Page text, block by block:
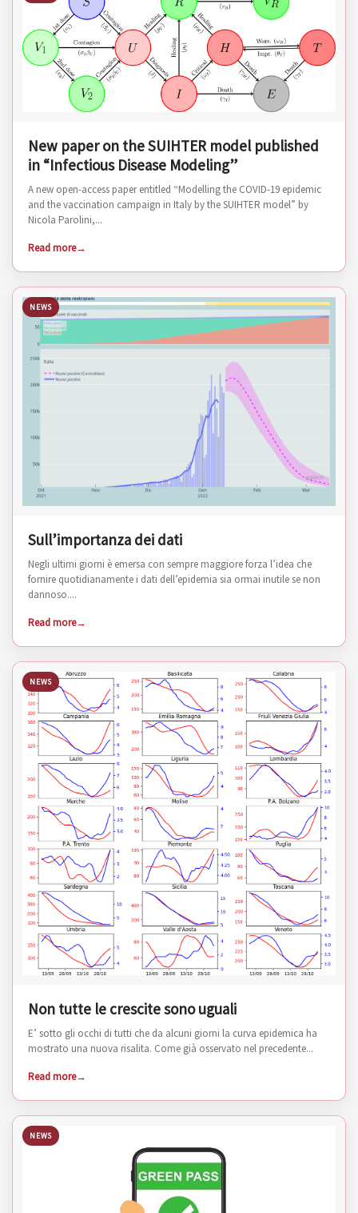
New paper on the SUIHTER model published
in “Infectious Disease Modeling”
A new open-access paper entitled “Modelling the COVID-19 epidemic
and the vaccination campaign in Italy by the SUIHTER model” by
Nicola Parolini,...
Read more
NEWS
Sull’importanza dei dati
Negli ultimi giorni è emersa con sempre maggiore forza l’idea che
fornire quotidianamente i dati dell’epidemia sia ormai inutile se non
dannoso....
Read more
NEWS
Non tutte le crescite sono uguali
E’ sotto gli occhi di tutti che da alcuni giorni la curva epidemica ha
mostrato una nuova risalita. Come già osservato nel precedente...
Read more
NEWS